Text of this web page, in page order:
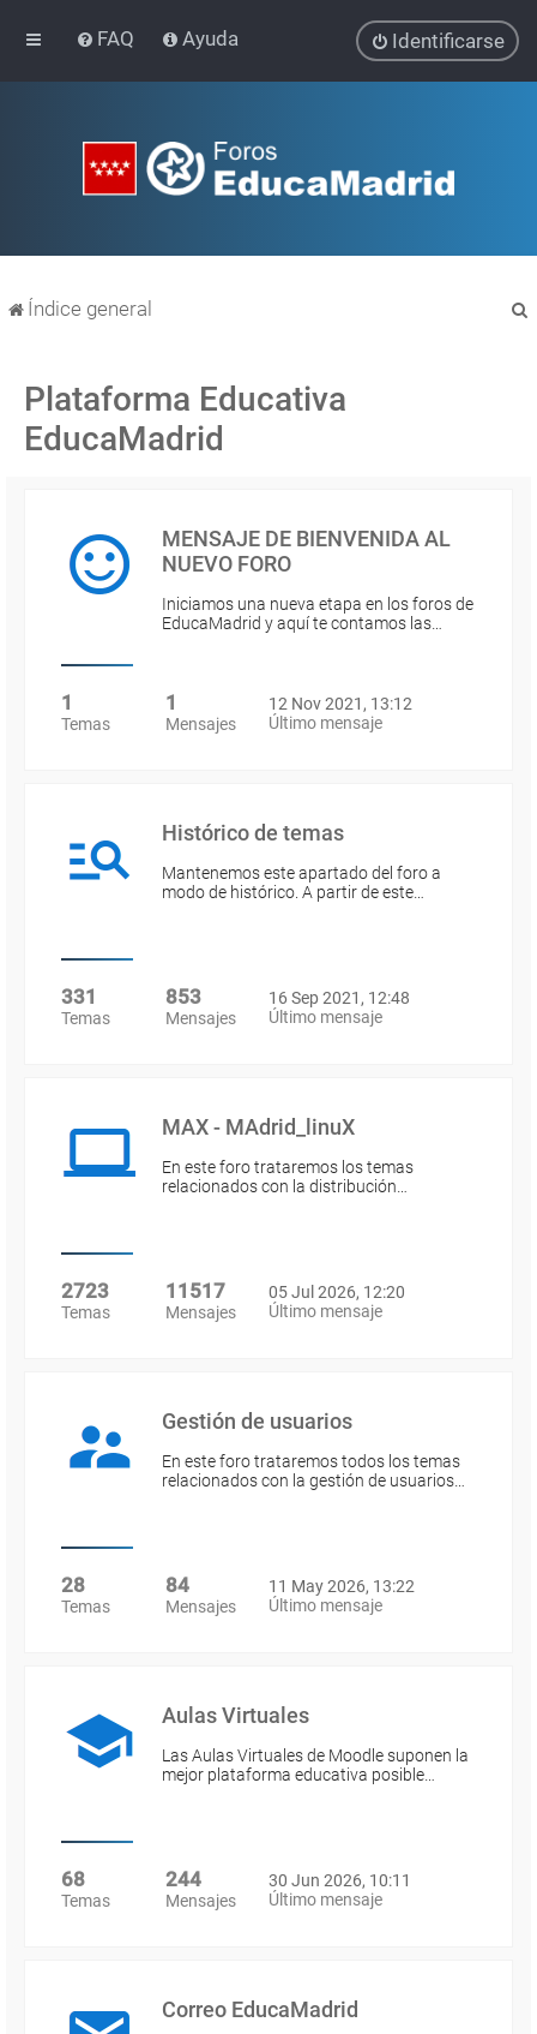
FAQ Ayuda Identificarse
Índice general
Plataforma Educativa
EducaMadrid
MENSAJE DE BIENVENIDA AL
NUEVO FORO
Iniciamos una nueva etapa en los foros de
EducaMadrid y aquí te contamos las…
1
Temas
1
Mensajes
12 Nov 2021, 13:12
Último mensaje
Histórico de temas
Mantenemos este apartado del foro a
modo de histórico. A partir de este…
331
Temas
853
Mensajes
16 Sep 2021, 12:48
Último mensaje
MAX - MAdrid_linuX
En este foro trataremos los temas
relacionados con la distribución…
2723
Temas
11517
Mensajes
05 Jul 2026, 12:20
Último mensaje
Gestión de usuarios
En este foro trataremos todos los temas
relacionados con la gestión de usuarios…
28
Temas
84
Mensajes
11 May 2026, 13:22
Último mensaje
Aulas Virtuales
Las Aulas Virtuales de Moodle suponen la
mejor plataforma educativa posible…
68
Temas
244
Mensajes
30 Jun 2026, 10:11
Último mensaje
Correo EducaMadrid